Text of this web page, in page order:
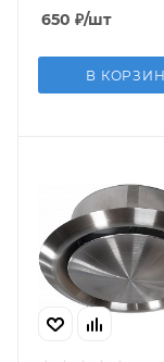
650 ₽/шт
В